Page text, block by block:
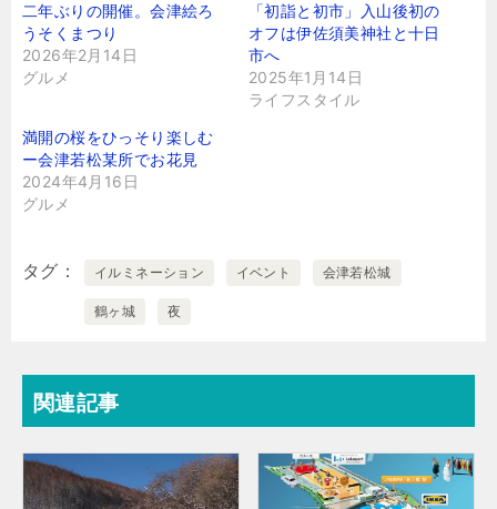
二年ぶりの開催。会津絵ろ
うそくまつり
2026年2月14日
グルメ
「初詣と初市」入山後初の
オフは伊佐須美神社と十日
市へ
2025年1月14日
ライフスタイル
満開の桜をひっそり楽しむ
ー会津若松某所でお花見
2024年4月16日
グルメ
タグ イルミネーション イベント 会津若松城
鶴ヶ城 夜
関連記事